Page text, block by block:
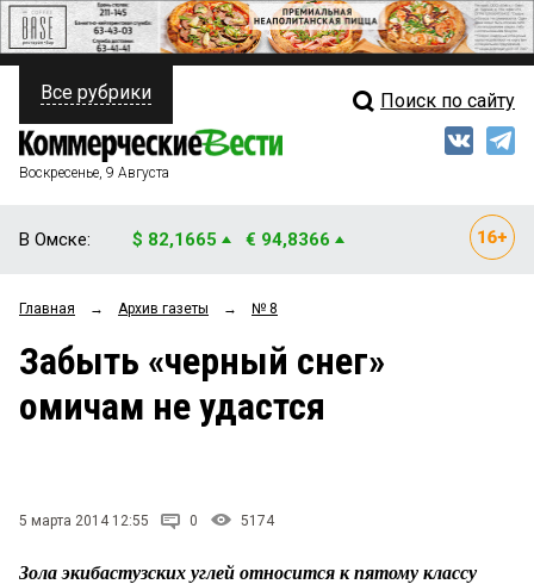
ПОЛИТИКА
ФИНАНСЫ
ОБЩЕСТВО
ЗАКОН
НОВОСТИ КОМПАНИЙ
СТИЛЬ ЖИЗНИ
Свежий выпуск
Рейтинги
Блоги
Все рубрики Поиск по сайту
Воскресенье, 9 Августа
В Омске: $ 82,1665 € 94,8366
Главная → Архив газеты → № 8
Забыть «черный снег»
омичам не удастся
5 марта 2014 12:55 0 5174
Зола экибастузских углей относится к пятому классу